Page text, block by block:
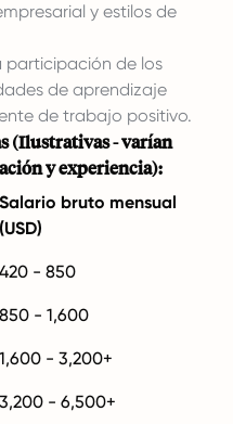
y estilos de
participación de los
de aprendizaje
de trabajo positivo.
(Ilustrativas - varían
y experiencia):
Salario bruto mensual
(USD)
420 - 850
850 - 1,600
1,600 - 3,200+
3,200 - 6,500+